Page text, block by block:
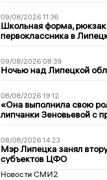
09/08/2026 11:36
Школьная форма, рюкзак
первоклассника в
09/08/2026 08:39
Ночью над Липецкой
08/08/2026 19:12
«Она выполнила свою
липчанки Зеновьевой с
08/08/2026 14:23
Мэр Липецка занял
субъектов ЦФО
Новости СМИ2